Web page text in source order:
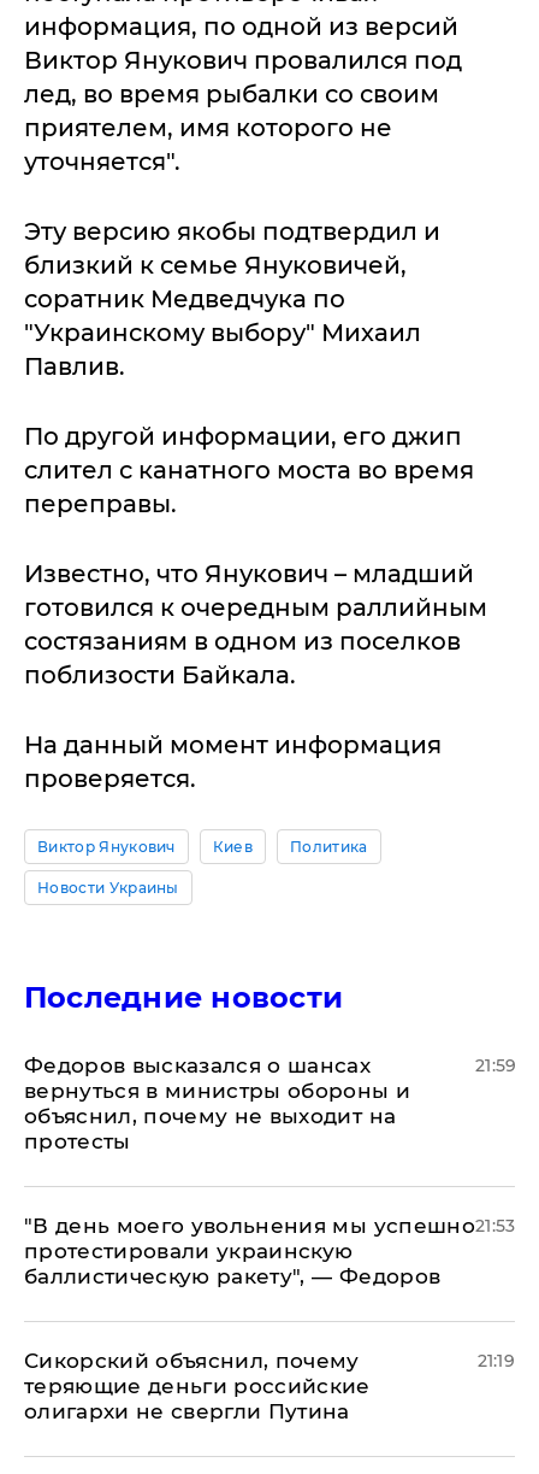
информация, по одной из версий
Виктор Янукович провалился под
лед, во время рыбалки со своим
приятелем, имя которого не
уточняется".
Эту версию якобы подтвердил и
близкий к семье Януковичей,
соратник Медведчука по
"Украинскому выбору" Михаил
Павлив.
По другой информации, его джип
слител с канатного моста во время
переправы.
Известно, что Янукович – младший
готовился к очередным раллийным
состязаниям в одном из поселков
поблизости Байкала.
На данный момент информация
проверяется.
Виктор Янукович Киев Политика
Новости Украины
Последние новости
Федоров высказался о шансах
вернуться в министры обороны и
объяснил, почему не выходит на
протесты
21:59
​"В день моего увольнения мы успешно
протестировали украинскую
баллистическую ракету", — Федоров
21:53
Сикорский объяснил, почему
теряющие деньги российские
олигархи не свергли Путина
21:19